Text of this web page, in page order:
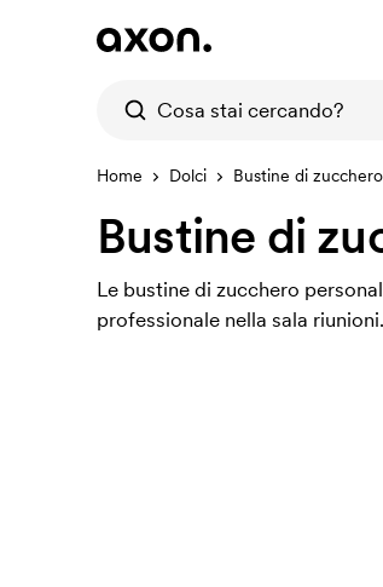
Home Dolci Bustine di zucchero
Bustine di
Le bustine di zucchero
professionale nella sala riunioni.